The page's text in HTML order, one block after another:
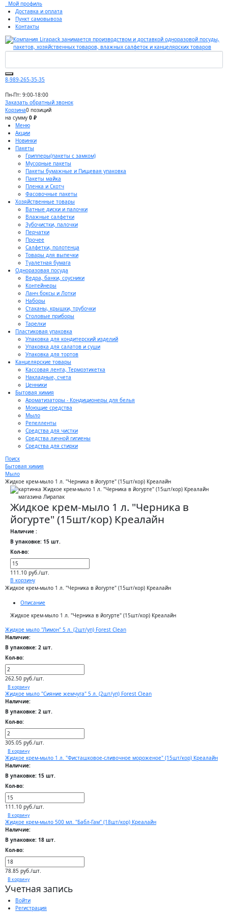
Мой профиль
Доставка и оплата
Пункт самовывоза
Контакты
8-989-265-35-35
Пн-Пт: 9:00-18:00
Заказать обратный звонок
Корзина0 позиций
на сумму 0 ₽
Меню
Акции
Новинки
Пакеты
Грипперы(пакеты с замком)
Мусорные пакеты
Пакеты бумажные и Пищевая упаковка
Пакеты майка
Пленка и Скотч
Фасовочные пакеты
Хозяйственные товары
Ватные диски и палочки
Влажные салфетки
Зубочистки, палочки
Перчатки
Прочее
Салфетки, полотенца
Товары для выпечки
Туалетная бумага
Одноразовая посуда
Ведра, банки, соусники
Контейнеры
Ланч боксы и Лотки
Наборы
Стаканы, крышки, трубочки
Столовые приборы
Тарелки
Пластиковая упаковка
Упаковка для кондитерский изделий
Упаковка для салатов и суши
Упаковка для тортов
Канцелярские товары
Кассовая лента, Термоэтикетка
Накладные, счета
Ценники
Бытовая химия
Ароматизаторы - Кондиционеры для белья
Моющие средства
Мыло
Репелленты
Средства для чистки
Средства личной гигиены
Средства для стирки
Поиск
Бытовая химия
Мыло
Жидкое крем-мыло 1 л. "Черника в йогурте" (15шт/кор) Креалайн
Жидкое крем-мыло 1 л. "Черника в
йогурте" (15шт/кор) Креалайн
Наличие :
В упаковке: 15 шт.
Кол-во:
111.10 руб./шт.
В корзину
Жидкое крем-мыло 1 л. "Черника в йогурте" (15шт/кор) Креалайн
Описание
Жидкое крем-мыло 1 л. "Черника в йогурте" (15шт/кор) Креалайн
Жидкое мыло "Лимон" 5 л. (2шт/уп) Forest Clean
Наличие:
В упаковке: 2 шт.
Кол-во:
262.50 руб./шт.
В корзину
Жидкое мыло "Сияние жемчуга" 5 л. (2шт/уп) Forest Clean
Наличие:
В упаковке: 2 шт.
Кол-во:
305.05 руб./шт.
В корзину
Жидкое крем-мыло 1 л. "Фисташковое-сливочное мороженое" (15шт/кор) Креалайн
Наличие:
В упаковке: 15 шт.
Кол-во:
111.10 руб./шт.
В корзину
Жидкое крем-мыло 500 мл. "Бабл-Гам" (18шт/кор) Креалайн
Наличие:
В упаковке: 18 шт.
Кол-во:
78.85 руб./шт.
В корзину
Учетная запись
Войти
Регистрация